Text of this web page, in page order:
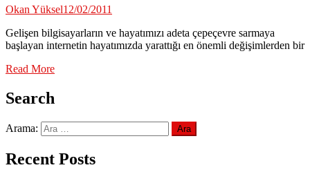
Okan Yüksel12/02/2011
Gelişen bilgisayarların ve hayatımızı adeta çepeçevre sarmaya
başlayan internetin hayatımızda yarattığı en önemli değişimlerden bir
Read More
Search
Arama:
Recent Posts